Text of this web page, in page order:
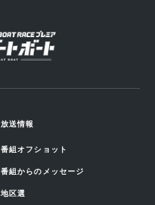
放送情報
番組オフショット
番組からのメッセージ
地区選